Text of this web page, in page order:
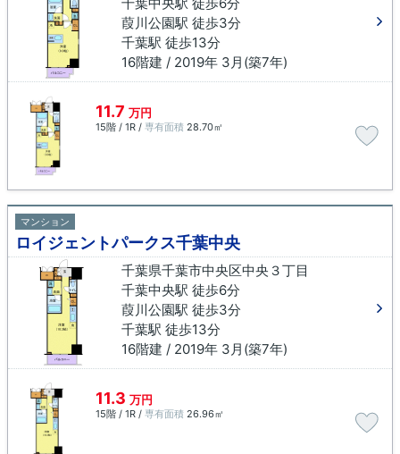
葭川公園駅 徒歩3分
千葉駅 徒歩13分
16階建 / 2019年 3月(築7年)
11.7 万円
15階 / 1R / 専有面積 28.70㎡
マンション
ロイジェントパークス千葉中央
千葉県千葉市中央区中央３丁目
千葉中央駅 徒歩6分
葭川公園駅 徒歩3分
千葉駅 徒歩13分
16階建 / 2019年 3月(築7年)
11.3 万円
15階 / 1R / 専有面積 26.96㎡